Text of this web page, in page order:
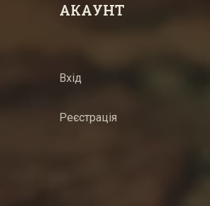
АКАУНТ
Вхід
Реєстрація